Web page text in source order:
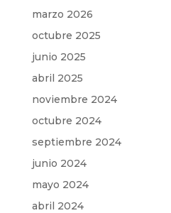
marzo 2026
octubre 2025
junio 2025
abril 2025
noviembre 2024
octubre 2024
septiembre 2024
junio 2024
mayo 2024
abril 2024